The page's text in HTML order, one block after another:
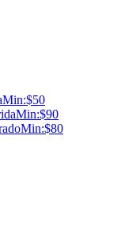
Min:$50
Min:$90
Min:$80